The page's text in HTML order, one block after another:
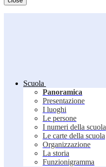
Scuola
Panoramica
Presentazione
I luoghi
Le persone
I numeri della scuola
Le carte della scuola
Organizzazione
La storia
Funzionigramma